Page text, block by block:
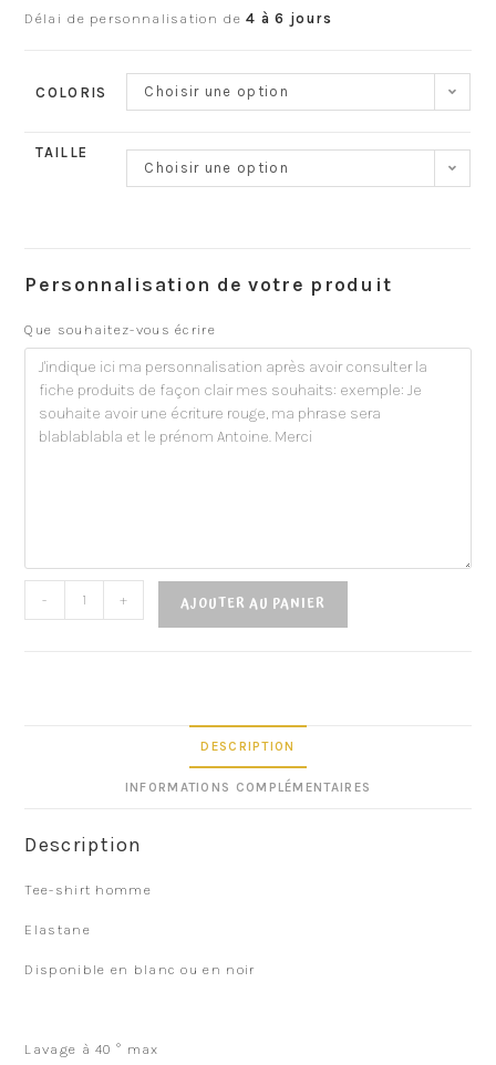
Délai de personnalisation de4 à 6 jours
COLORIS Choisir une option
TAILLE
Choisir une option
Personnalisation de votre produit
Que souhaitez-vous écrire
- + AJOUTER AU PANIER
DESCRIPTION
INFORMATIONS COMPLÉMENTAIRES
Description
Tee-shirt homme
Elastane
Disponible en blanc ou en noir
Lavage à 40 ° max